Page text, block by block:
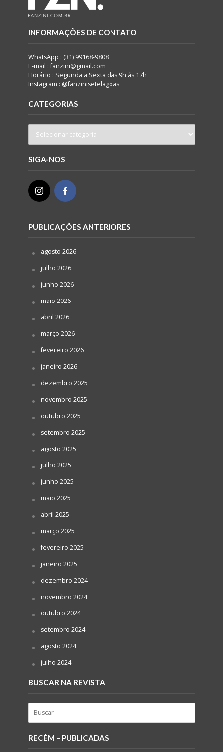
INFORMAÇÕES DE CONTATO
WhatsApp : (31) 99168-9808
E-mail : fanzini@gmail.com
Horário : Segunda a Sexta das 9h ás 17h
Instagram : @fanzinisetelagoas
CATEGORIAS
SIGA-NOS
PUBLICAÇÕES ANTERIORES
agosto 2026
julho 2026
junho 2026
maio 2026
abril 2026
março 2026
fevereiro 2026
janeiro 2026
dezembro 2025
novembro 2025
outubro 2025
setembro 2025
agosto 2025
julho 2025
junho 2025
maio 2025
abril 2025
março 2025
fevereiro 2025
janeiro 2025
dezembro 2024
novembro 2024
outubro 2024
setembro 2024
agosto 2024
julho 2024
BUSCAR NA REVISTA
RECÉM – PUBLICADAS